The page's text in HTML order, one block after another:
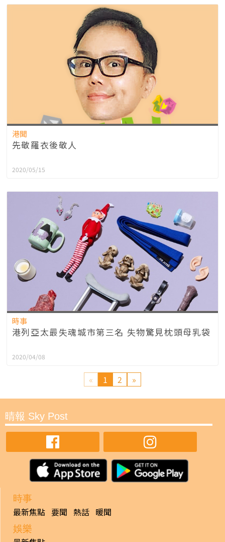
港聞
先敬羅衣後敬人
2020/05/15
時事
港列亞太最失魂城市第三名 失物驚見枕頭母乳袋
2020/04/08
« 1 2 »
晴報 Sky Post
時事
最新焦點 要聞 熱話 暖聞
娛樂